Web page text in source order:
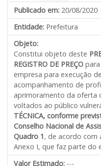
Publicado em: 20/08/2020
Entidade: Prefeitura
Objeto:
Constitui objeto deste
REGISTRO DE PREÇO
empresa para execução
acompanhamento de
aprimoramento da oferta
voltados ao público
TÉCNICA, conforme
Conselho Nacional de
Quadro 1, de acordo com
Anexo I, que faz parte do
Valor Estimado: ---